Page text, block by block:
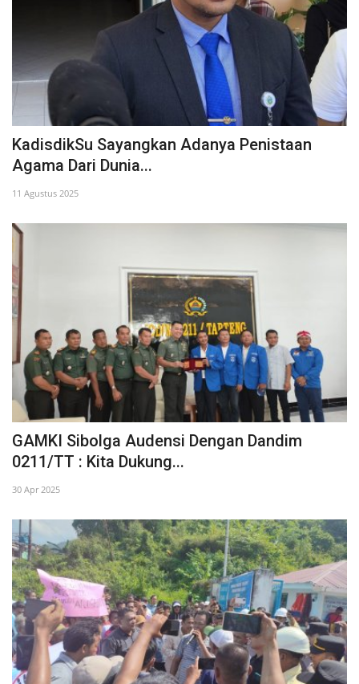
KadisdikSu Sayangkan Adanya Penistaan
Agama Dari Dunia...
11 Agustus 2025
GAMKI Sibolga Audensi Dengan Dandim
0211/TT : Kita Dukung...
30 Apr 2025